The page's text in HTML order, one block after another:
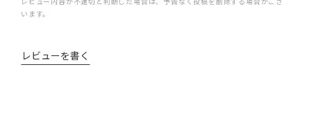
います。
レビューを書く